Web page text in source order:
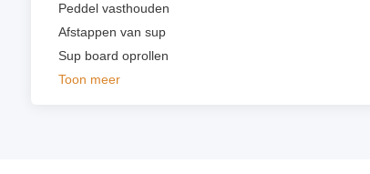
Peddel vasthouden
Afstappen van sup
Sup board oprollen
Toon meer